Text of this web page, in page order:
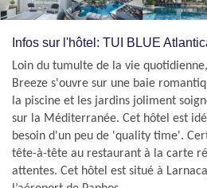
Infos sur l'hôtel: TUI BLUE
Loin du tumulte de la vie
Breeze s'ouvre sur une baie
la piscine et les jardins joliment
sur la Méditerranée. Cet hôtel est
besoin d'un peu de 'quality time'.
tête-à-tête au restaurant à la carte
attentes. Cet hôtel est situé à